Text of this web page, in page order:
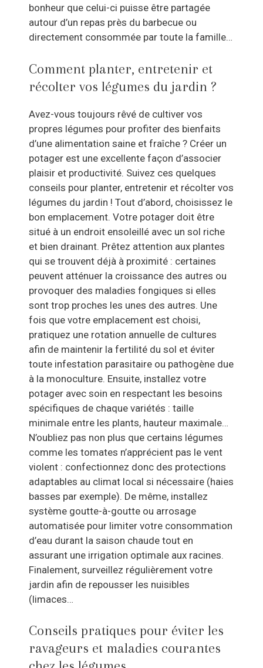
bonheur que celui-ci puisse être partagée
autour d’un repas près du barbecue ou
directement consommée par toute la famille…
Comment planter, entretenir et
récolter vos légumes du jardin ?
Avez-vous toujours rêvé de cultiver vos
propres légumes pour profiter des bienfaits
d’une alimentation saine et fraîche ? Créer un
potager est une excellente façon d’associer
plaisir et productivité. Suivez ces quelques
conseils pour planter, entretenir et récolter vos
légumes du jardin ! Tout d’abord, choisissez le
bon emplacement. Votre potager doit être
situé à un endroit ensoleillé avec un sol riche
et bien drainant. Prêtez attention aux plantes
qui se trouvent déjà à proximité : certaines
peuvent atténuer la croissance des autres ou
provoquer des maladies fongiques si elles
sont trop proches les unes des autres. Une
fois que votre emplacement est choisi,
pratiquez une rotation annuelle de cultures
afin de maintenir la fertilité du sol et éviter
toute infestation parasitaire ou pathogène due
à la monoculture. Ensuite, installez votre
potager avec soin en respectant les besoins
spécifiques de chaque variétés : taille
minimale entre les plants, hauteur maximale…
N’oubliez pas non plus que certains légumes
comme les tomates n’apprécient pas le vent
violent : confectionnez donc des protections
adaptables au climat local si nécessaire (haies
basses par exemple). De même, installez
système goutte-à-goutte ou arrosage
automatisée pour limiter votre consommation
d’eau durant la saison chaude tout en
assurant une irrigation optimale aux racines.
Finalement, surveillez régulièrement votre
jardin afin de repousser les nuisibles
(limaces…
Conseils pratiques pour éviter les
ravageurs et maladies courantes